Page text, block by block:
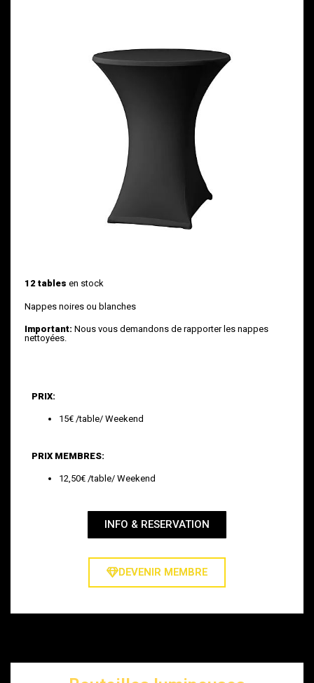
12 tables en stock
Nappes noires ou blanches
Important: Nous vous demandons de rapporter les nappes
nettoyées.
PRIX:
15€ /table/ Weekend
PRIX MEMBRES:
12,50€ /table/ Weekend
INFO & RESERVATION
DEVENIR MEMBRE